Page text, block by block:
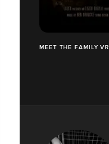
MEET THE FAMILY VR